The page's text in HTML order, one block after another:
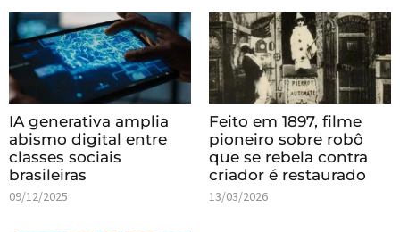
IA generativa amplia
abismo digital entre
classes sociais
brasileiras
09/12/2025
Feito em 1897, filme
pioneiro sobre robô
que se rebela contra
criador é restaurado
13/03/2026